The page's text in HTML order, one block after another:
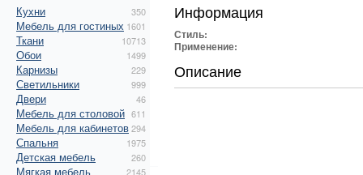
Кухни 350
Мебель для гостиных 1601
Ткани 10713
Обои 1499
Карнизы 229
Светильники 999
Двери 46
Мебель для столовой 611
Мебель для кабинетов294
Спальня 1975
Детская мебель 260
Мягкая мебель 2145
Информация
Стиль:
Применение:
Описание